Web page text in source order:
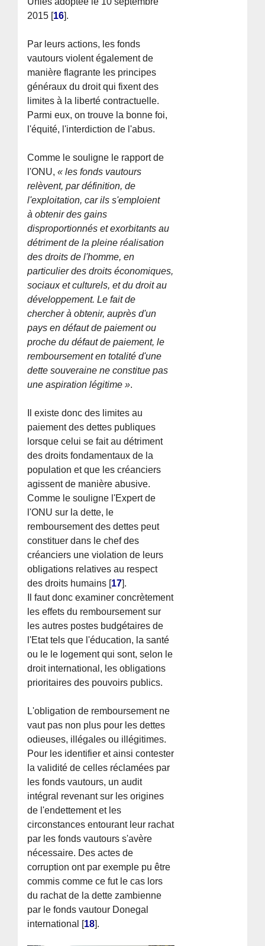
2015 [16].
Par leurs actions, les fonds
vautours violent également de
manière flagrante les principes
généraux du droit qui fixent des
limites à la liberté contractuelle.
Parmi eux, on trouve la bonne foi,
l'équité, l'interdiction de l'abus.
Comme le souligne le rapport de
l'ONU,« les fonds vautours
relèvent, par définition, de
l'exploitation, car ils s'emploient
à obtenir des gains
disproportionnés et exorbitants au
détriment de la pleine réalisation
des droits de l'homme, en
particulier des droits économiques,
sociaux et culturels, et du droit au
développement. Le fait de
chercher à obtenir, auprès d'un
pays en défaut de paiement ou
proche du défaut de paiement, le
remboursement en totalité d'une
dette souveraine ne constitue pas
une aspiration légitime ».
Il existe donc des limites au
paiement des dettes publiques
lorsque celui se fait au détriment
des droits fondamentaux de la
population et que les créanciers
agissent de manière abusive.
Comme le souligne l'Expert de
l'ONU sur la dette, le
remboursement des dettes peut
constituer dans le chef des
créanciers une violation de leurs
obligations relatives au respect
des droits humains [17].
Il faut donc examiner concrètement
les effets du remboursement sur
les autres postes budgétaires de
l'Etat tels que l'éducation, la santé
ou le le logement qui sont, selon le
droit international, les obligations
prioritaires des pouvoirs publics.
L'obligation de remboursement ne
vaut pas non plus pour les dettes
odieuses, illégales ou illégitimes.
Pour les identifier et ainsi contester
la validité de celles réclamées par
les fonds vautours, un audit
intégral revenant sur les origines
de l'endettement et les
circonstances entourant leur rachat
par les fonds vautours s'avère
nécessaire. Des actes de
corruption ont par exemple pu être
commis comme ce fut le cas lors
du rachat de la dette zambienne
par le fonds vautour Donegal
international
[18].